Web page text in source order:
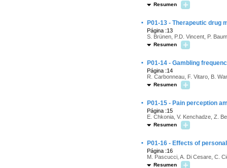
Resumen
· P01-13 - Therapeutic drug
Página :13
S. Brünen, P.D. Vincent, P.
Resumen
· P01-14 - Gambling
Página :14
R. Carbonneau, F. Vitaro, B.
Resumen
· P01-15 - Pain perception
Página :15
E. Chkonia, V. Kenchadze, Z.
Resumen
· P01-16 - Effects of
Página :16
M. Pascucci, A. Di Cesare, C.
Resumen